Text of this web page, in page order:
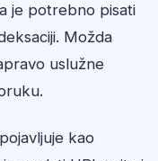
je potrebno pisati
Možda
uslužne
kao